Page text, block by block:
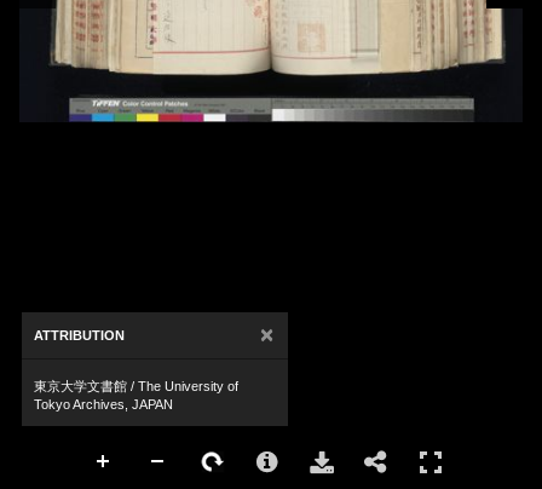
ATTRIBUTION ×
東京大学文書館 / The University of
Tokyo Archives, JAPAN